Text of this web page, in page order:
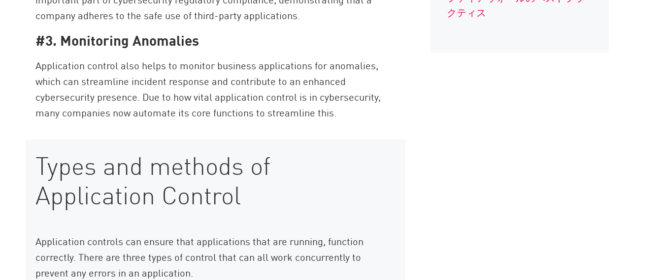
company adheres to the safe use of third-party applications.
#3. Monitoring Anomalies
Application control also helps to monitor business applications for anomalies,
which can streamline incident response and contribute to an enhanced
cybersecurity presence. Due to how vital application control is in cybersecurity,
many companies now automate its core functions to streamline this.
Types and methods of
Application Control
Application controls can ensure that applications that are running, function
correctly. There are three types of control that can all work concurrently to
prevent any errors in an application.
クティス